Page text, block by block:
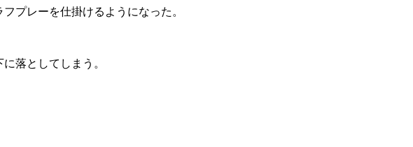
プレーを仕掛けるようになった。
落としてしまう。